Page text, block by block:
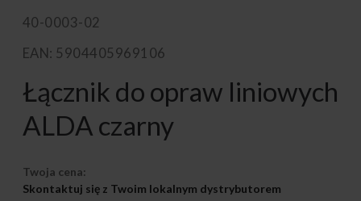
40-0003-02
EAN: 5904405969106
Łącznik do opraw liniowych
ALDA czarny
Twoja cena:
Skontaktuj się z Twoim lokalnym dystrybutorem